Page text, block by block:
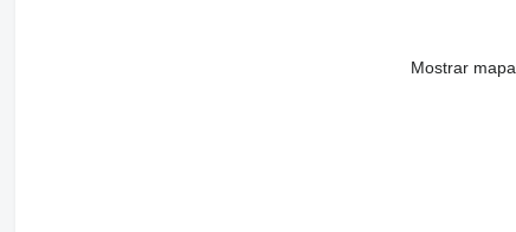
Mostrar mapa